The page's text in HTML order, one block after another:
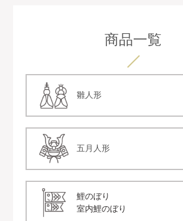
商品一覧
雛人形
五月人形
鯉のぼり
室内鯉のぼり